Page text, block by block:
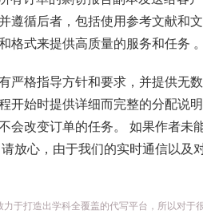
遵循后者，包括使用参考文献和
格式来提供高质量的服务和任务 。
严格指导方针和要求，并提供无
开始时提供详细而完整的分配说
会改变订单的任务。 如果作者未
放心，由于我们的实时通信以及
于打造出学科全覆盖的代写平台，所以对